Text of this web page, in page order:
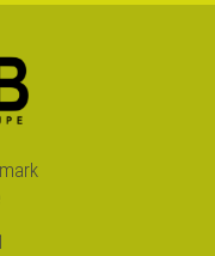
an holl ?